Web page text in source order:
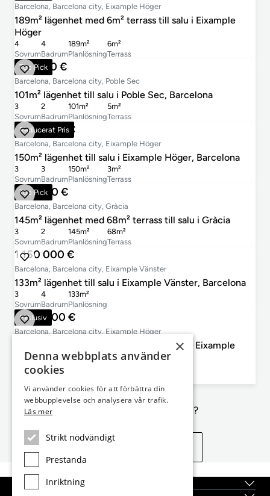
Barcelona, Barcelona city, Eixample Höger
189m² lägenhet med 6m² terrass till salu i Eixample
Höger
Sovrum
4
Badrum
4
Planlösning
189m²
Terrass
6m²
Top Pick
725 000 €
Barcelona, Barcelona city, Poble Sec
101m² lägenhet till salu i Poble Sec, Barcelona
Sovrum
3
Badrum
2
Planlösning
101m²
Terrass
5m²
Reducerat Pris
1 445 000 €
Barcelona, Barcelona city, Eixample Höger
150m² lägenhet till salu i Eixample Höger, Barcelona
Sovrum
3
Badrum
3
Planlösning
150m²
Terrass
3m²
Top Pick
699 000 €
Barcelona, Barcelona city, Gràcia
145m² lägenhet med 68m² terrass till salu i Gràcia
Sovrum
3
Badrum
2
Planlösning
145m²
Terrass
68m²
1 150 000 €
Barcelona, Barcelona city, Eixample Vänster
133m² lägenhet till salu i Eixample Vänster, Barcelona
Sovrum
3
Badrum
4
Planlösning
133m²
Exklusiv
1 350 000 €
Barcelona, Barcelona city, Eixample Höger
137m² lägenhet med 6m² terrass till salu i Eixample
Höger
3
Inte exakt vad du letar efter?
Topplägen
×
Denna webbplats använder
cookies
Vi använder cookies för att förbättra din
webbupplevelse och analysera vår trafik.
Läs mer
Strikt nödvändigt
Prestanda
Inriktning